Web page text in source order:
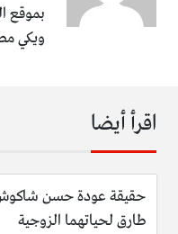
بموقع
ويكي
اقرأ أيضا
حقيقة عودة حسن
طارق لحياتهما الزوجية